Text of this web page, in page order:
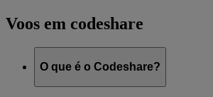
Voos em codeshare
O que é o Codeshare?